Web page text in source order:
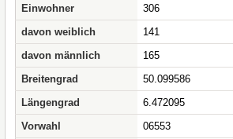
Einwohner
306
davon weiblich
141
davon männlich
165
Breitengrad
50.099586
Längengrad
6.472095
Vorwahl
06553